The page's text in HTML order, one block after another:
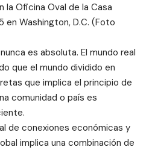
la Oficina Oval de la Casa
Washington, D.C. (Foto
es absoluta. El mundo real
que el mundo dividido en
que implica el principio de
comunidad o país es
de conexiones económicas y
implica una combinación de